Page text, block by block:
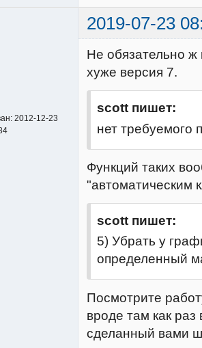
2019-07-23
2012-12-23
Не обязательно
хуже версия 7.
scott пишет:
нет требуемого
Функций таких
"автоматическим
scott пишет:
5) Убрать у
определенный
Посмотрите
вроде там как раз
сделанный вами